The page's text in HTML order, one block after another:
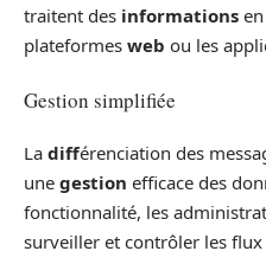
traitent des informations
plateformes web ou les
Gestion simplifiée
La différenciation des
une gestion efficace des
fonctionnalité, les
surveiller et contrôler les